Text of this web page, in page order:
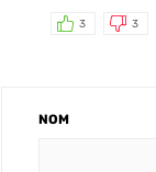
3 3
NOM